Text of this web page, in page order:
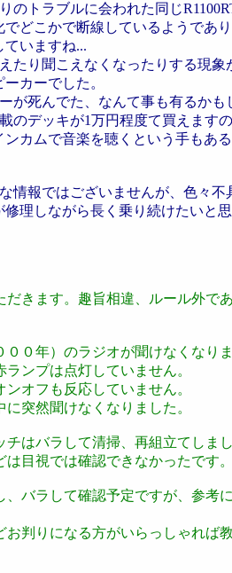
のトラブルに会われた同じ
どこかで断線しているようであ
ていますね...
たり聞こえなくなったりする現象
カーでした。
が死んでた、なんて事も有るかも
のデッキが1万円程度て買えます
ンカムで音楽を聴くという手もあ
情報ではございませんが、色々不
修理しながら長く乗り続けたいと
だきます。趣旨相違、ルール外で
００年）のラジオが聞けなくなり
ンプは点灯していません。
オフも反応していません。
突然聞けなくなりました。
チはバラして清掃、再組立てしま
は目視では確認できなかったです
、バラして確認予定ですが、参考
お判りになる方がいらっしゃれば